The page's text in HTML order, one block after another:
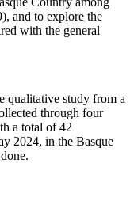
and to explore the
with the general
qualitative study from a
through four
a total of 42
2024, in the Basque